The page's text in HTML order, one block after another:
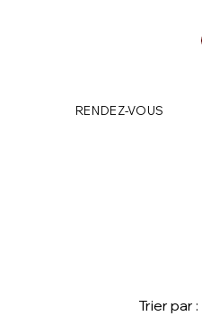
RENDEZ-VOUS
Trier par :